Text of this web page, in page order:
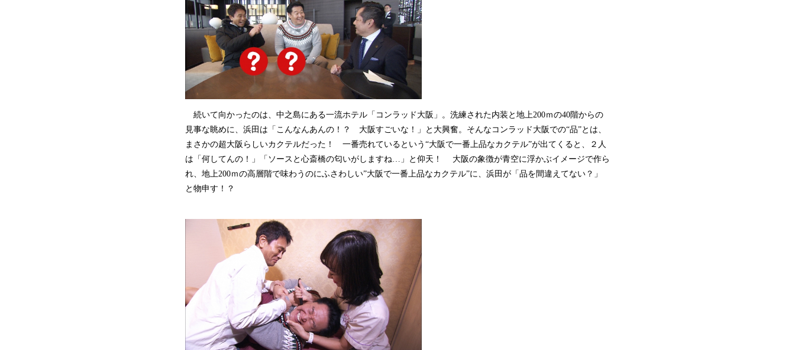
続いて向かったのは、中之島にある一流ホテル「コンラッド大阪」。洗練された内装と地上200ｍの40階からの
見事な眺めに、浜田は「こんなんあんの！？ 大阪すごいな！」と大興奮。そんなコンラッド大阪での“品”とは、
まさかの超大阪らしいカクテルだった！ 一番売れているという“大阪で一番上品なカクテル”が出てくると、２人
は「何してんの！」「ソースと心斎橋の匂いがしますね…」と仰天！ 大阪の象徴が青空に浮かぶイメージで作ら
れ、地上200ｍの高層階で味わうのにふさわしい”大阪で一番上品なカクテル”に、浜田が「品を間違えてない？」
と物申す！？